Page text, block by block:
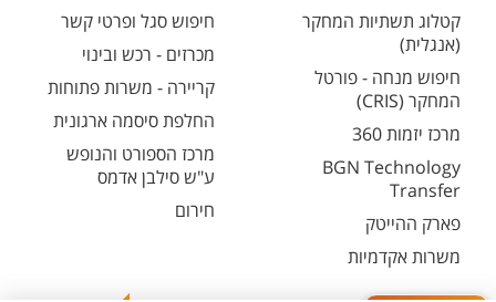
קטלוג תשתיות המחקר
(אנגלית)
חיפוש מנחה - פורטל
המחקר (CRIS)
מרכז יזמות 360
BGN Technology
Transfer
פארק ההייטק
משרות אקדמיות
חיפוש סגל ופרטי קשר
מכרזים - רכש ובינוי
קריירה - משרות פתוחות
החלפת סיסמה ארגונית
מרכז הספורט והנופש
ע"ש סילבן אדמס
חירום